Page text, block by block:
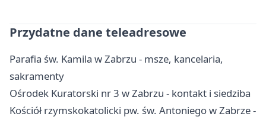
Przydatne dane teleadresowe
Parafia św. Kamila w Zabrzu - msze, kancelaria,
sakramenty
Ośrodek Kuratorski nr 3 w Zabrzu - kontakt i siedziba
Kościół rzymskokatolicki pw. św. Antoniego w Zabrze -